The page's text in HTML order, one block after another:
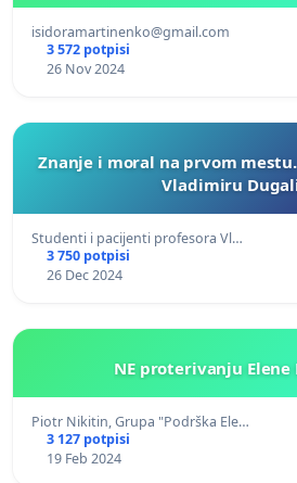
isidoramartinenko@gmail.com
3 572 potpisi
26 Nov 2024
Znanje i moral na prvom
Vladimiru
Studenti i pacijenti profesora Vl…
3 750 potpisi
26 Dec 2024
NE proterivanju Elene
Piotr Nikitin, Grupa "Podrška Ele…
3 127 potpisi
19 Feb 2024